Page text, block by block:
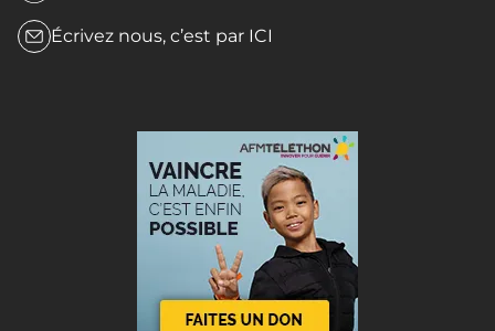
Écrivez nous, c’est par ICI